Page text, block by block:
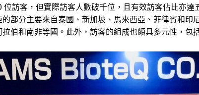
訪客，但實際訪客人數破千位，且有效訪客佔比亦
部分主要來自泰國、新加坡、馬來西亞、菲律賓和
伯和南非等國。此外，訪客的組成也頗具多元性，